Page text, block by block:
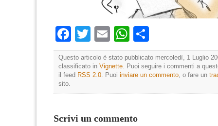
Facebook
TwitterEmailWhatsApp
Questo articolo è stato pubblicato mercoledì, 1 Luglio
classificato in Vignette. Puoi seguire i commenti a
il feed RSS 2.0. Puoi inviare un commento, o fare un
sito.
Scrivi un commento